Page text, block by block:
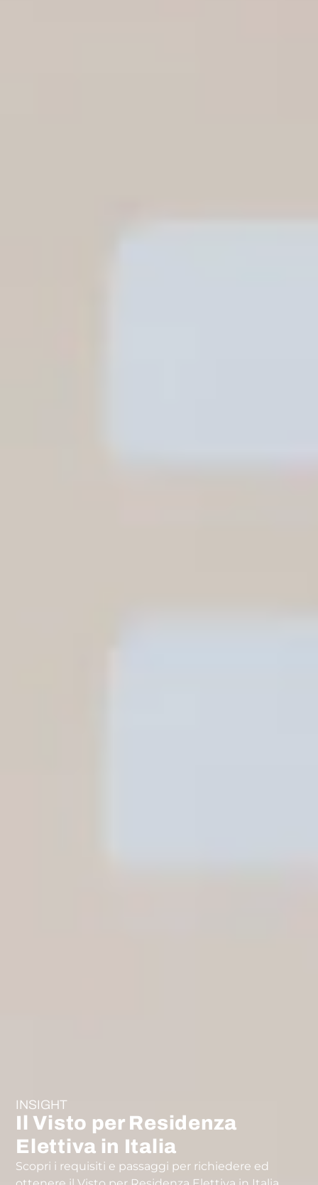
INSIGHT
Il Visto per Residenza
Elettiva in Italia
Scopri i requisiti e passaggi per richiedere ed